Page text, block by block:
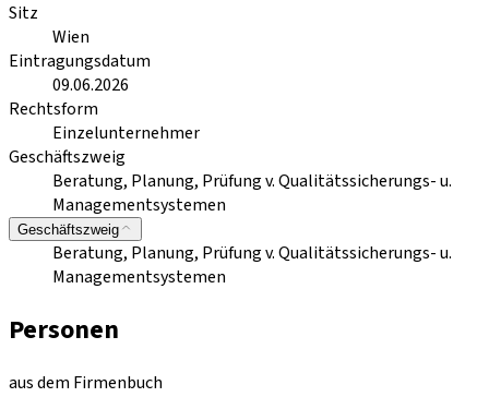
Sitz
Wien
Eintragungsdatum
09.06.2026
Rechtsform
Einzelunternehmer
Geschäftszweig
Beratung, Planung, Prüfung v. Qualitätssicherungs- u.
Managementsystemen
Geschäftszweig
Beratung, Planung, Prüfung v. Qualitätssicherungs- u.
Managementsystemen
Personen
aus dem Firmenbuch